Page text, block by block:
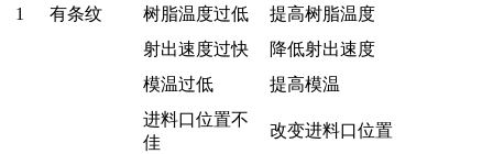
1
有条纹 树脂温度过低
提高树脂温度
射出速度过快
降低射出速度
模温过低
提高模温
进料口位置不
佳
改变进料口位置